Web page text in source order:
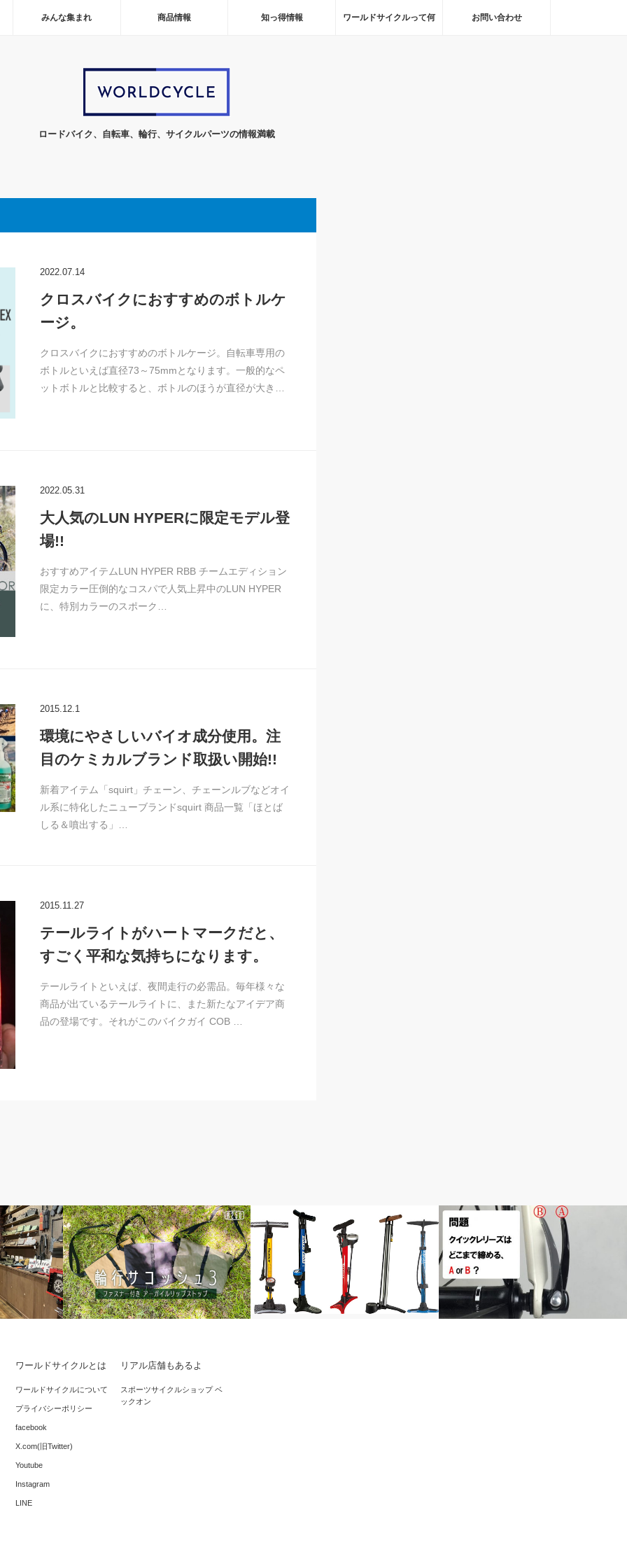
みんな集まれ 商品情報 知っ得情報 ワールドサイクルって何 お問い合わせ
ロードバイク、自転車、輪行、サイクルパーツの情報満載
2022.07.14
クロスバイクにおすすめのボトルケ
ージ。
クロスバイクにおすすめのボトルケージ。自転車専用の
ボトルといえば直径73～75mmとなります。一般的なペ
ットボトルと比較すると、ボトルのほうが直径が大き…
2022.05.31
大人気のLUN HYPERに限定モデル登
場!!
おすすめアイテムLUN HYPER RBB チームエディション
限定カラー圧倒的なコスパで人気上昇中のLUN HYPER
に、特別カラーのスポーク…
2015.12.1
環境にやさしいバイオ成分使用。注
目のケミカルブランド取扱い開始!!
新着アイテム「squirt」チェーン、チェーンルブなどオイ
ル系に特化したニューブランドsquirt 商品一覧「ほとば
しる＆噴出する」…
2015.11.27
テールライトがハートマークだと、
すごく平和な気持ちになります。
テールライトといえば、夜間走行の必需品。毎年様々な
商品が出ているテールライトに、また新たなアイデア商
品の登場です。それがこのバイクガイ COB …
で開催しま
R250だから使いやすさは折り紙付き！ク
ロスベルト付きサコッシュ
ワールドサイクルとは
ワールドサイクルについて
プライバシーポリシー
facebook
X.com(旧Twitter)
Youtube
Instagram
LINE
リアル店舗もあるよ
スポーツサイクルショップ ベ
ックオン